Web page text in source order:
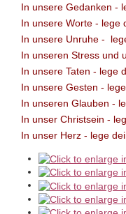
In unsere Gedanken -
In unsere Worte - lege
In unsere Unruhe -
In unseren Stress und
In unsere Taten - lege
In unsere Gesten -
In unseren Glauben -
In unser Christsein -
In unser Herz - lege